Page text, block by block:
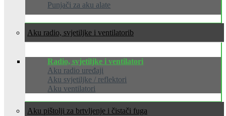
Punjači za aku alate
Aku radio, svjetiljke i ventilatori
Radio, svjetiljke i ventilatori
Aku radio uređaji
Aku svjetiljke / reflektori
Aku ventilatori
Aku pištolji za brtvljenje i čistači fuga